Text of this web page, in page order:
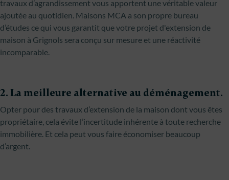
travaux d’agrandissement vous apportent une véritable valeur
ajoutée au quotidien. Maisons MCA a son propre bureau
d’études ce qui vous garantit que votre projet d'extension de
maison à Grignols sera conçu sur mesure et une réactivité
incomparable.
2. La meilleure alternative au déménagement.
Opter pour des travaux d’extension de la maison dont vous êtes
propriétaire, cela évite l’incertitude inhérente à toute recherche
immobilière. Et cela peut vous faire économiser beaucoup
d’argent.